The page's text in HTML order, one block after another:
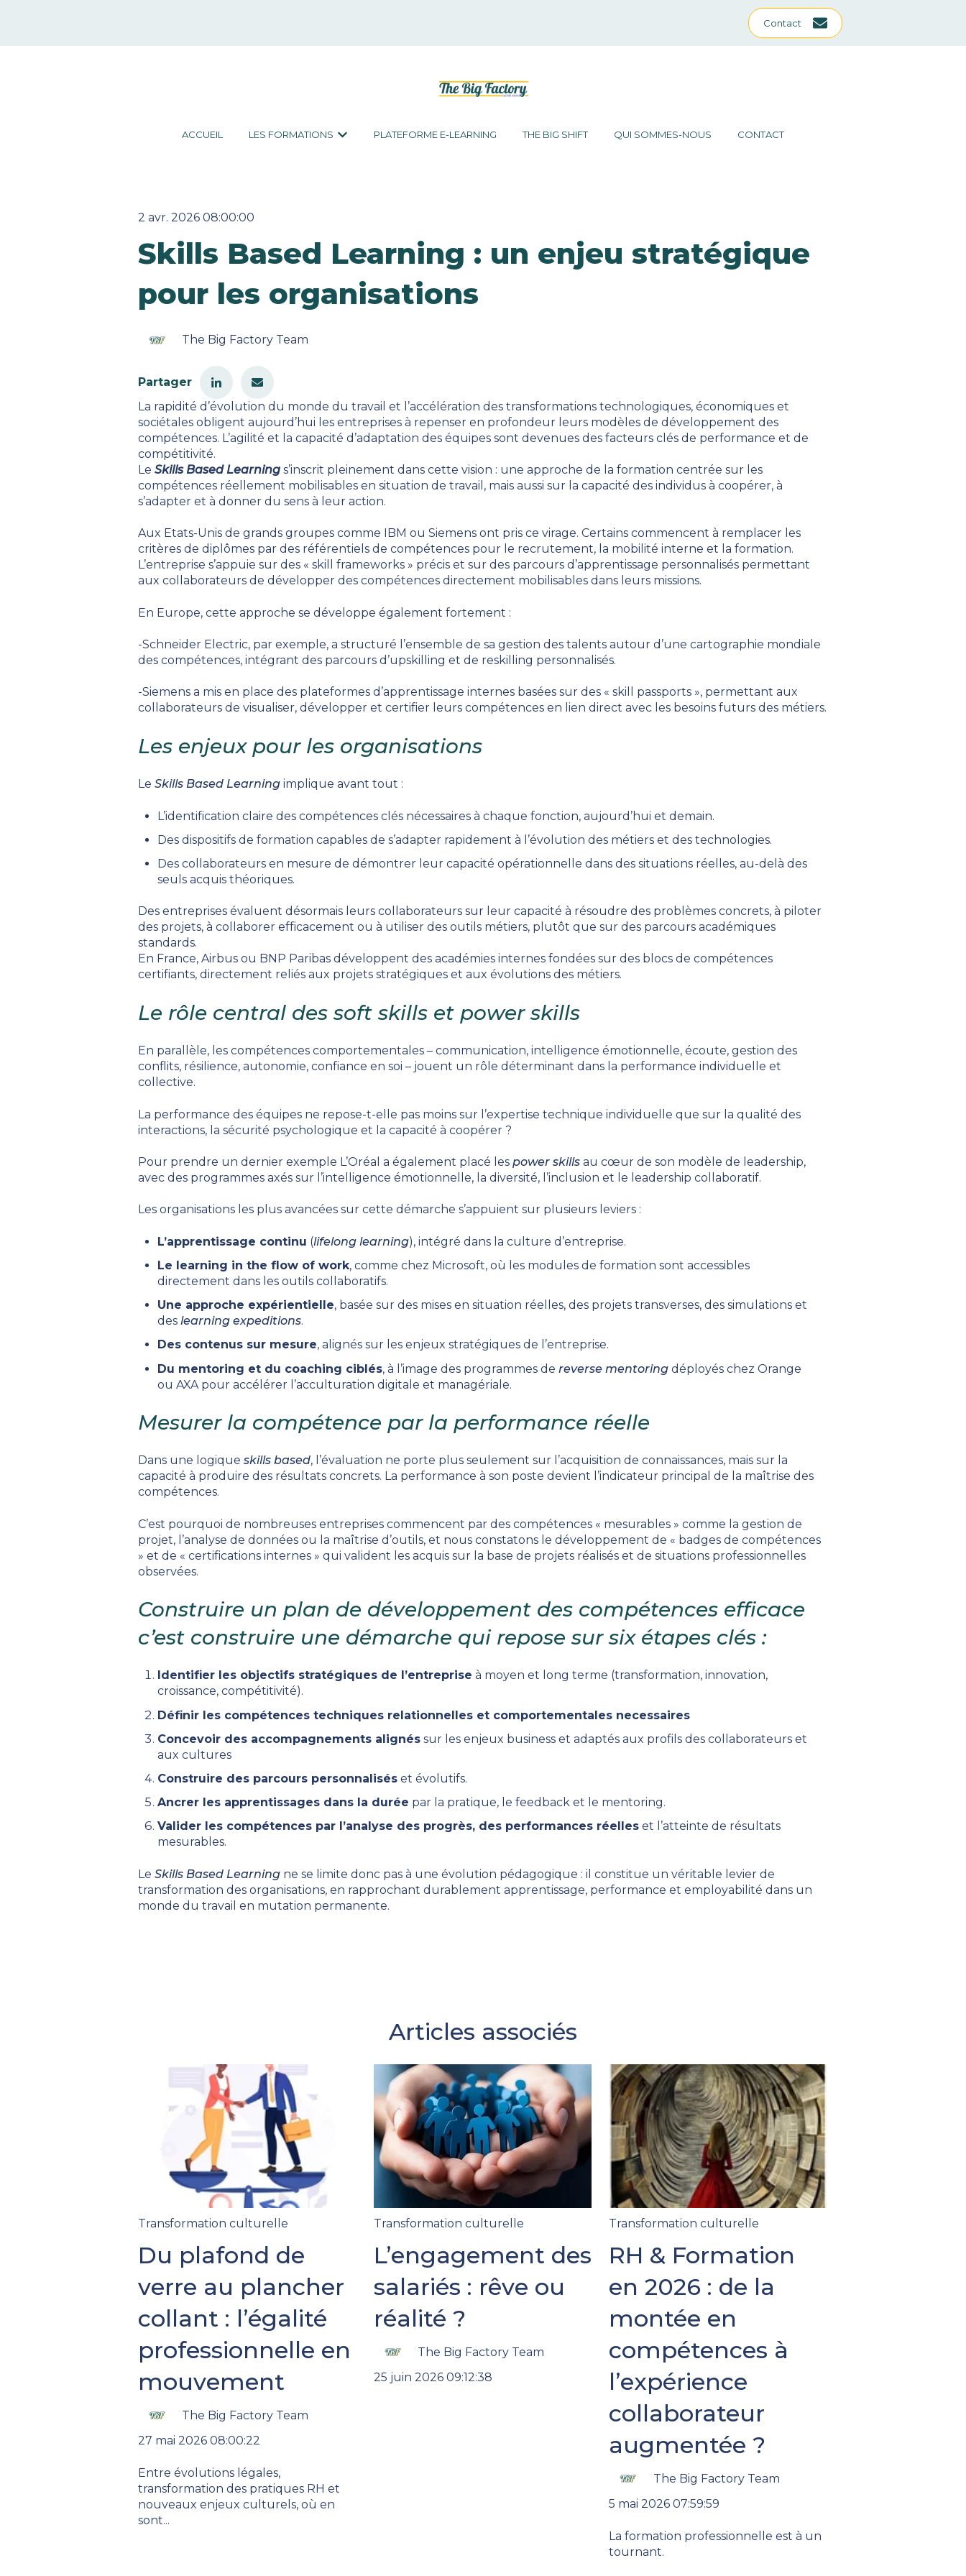
Contact
ACCUEIL LES FORMATIONS
Afficher le sous-menu pour Les formations
PLATEFORME E-LEARNING THE BIG SHIFT QUI SOMMES-NOUS CONTACT
2 avr. 2026 08:00:00
Skills Based Learning : un enjeu stratégique
pour les organisations
The Big Factory Team
Partager
La rapidité d’évolution du monde du travail et l’accélération des transformations technologiques, économiques et
sociétales obligent aujourd’hui les entreprises à repenser en profondeur leurs modèles de développement des
compétences. L’agilité et la capacité d’adaptation des équipes sont devenues des facteurs clés de performance et de
compétitivité.
Le Skills Based Learning s’inscrit pleinement dans cette vision : une approche de la formation centrée sur les
compétences réellement mobilisables en situation de travail, mais aussi sur la capacité des individus à coopérer, à
s’adapter et à donner du sens à leur action.
Aux Etats-Unis de grands groupes comme IBM ou Siemens ont pris ce virage. Certains commencent à remplacer les
critères de diplômes par des référentiels de compétences pour le recrutement, la mobilité interne et la formation.
L’entreprise s’appuie sur des « skill frameworks » précis et sur des parcours d’apprentissage personnalisés permettant
aux collaborateurs de développer des compétences directement mobilisables dans leurs missions.
En Europe, cette approche se développe également fortement :
-Schneider Electric, par exemple, a structuré l’ensemble de sa gestion des talents autour d’une cartographie mondiale
des compétences, intégrant des parcours d’upskilling et de reskilling personnalisés.
-Siemens a mis en place des plateformes d’apprentissage internes basées sur des « skill passports », permettant aux
collaborateurs de visualiser, développer et certifier leurs compétences en lien direct avec les besoins futurs des métiers.
Les enjeux pour les organisations
Le Skills Based Learning implique avant tout :
L’identification claire des compétences clés nécessaires à chaque fonction, aujourd’hui et demain.
Des dispositifs de formation capables de s’adapter rapidement à l’évolution des métiers et des technologies.
Des collaborateurs en mesure de démontrer leur capacité opérationnelle dans des situations réelles, au-delà des
seuls acquis théoriques.
Des entreprises évaluent désormais leurs collaborateurs sur leur capacité à résoudre des problèmes concrets, à piloter
des projets, à collaborer efficacement ou à utiliser des outils métiers, plutôt que sur des parcours académiques
standards.
En France, Airbus ou BNP Paribas développent des académies internes fondées sur des blocs de compétences
certifiants, directement reliés aux projets stratégiques et aux évolutions des métiers.
Le rôle central dessoft skills et power skills
En parallèle, les compétences comportementales – communication, intelligence émotionnelle, écoute, gestion des
conflits, résilience, autonomie, confiance en soi – jouent un rôle déterminant dans la performance individuelle et
collective.
La performance des équipes ne repose-t-elle pas moins sur l’expertise technique individuelle que sur la qualité des
interactions, la sécurité psychologique et la capacité à coopérer ?
Pour prendre un dernier exemple L’Oréal a également placé les power skills au cœur de son modèle de leadership,
avec des programmes axés sur l’intelligence émotionnelle, la diversité, l’inclusion et le leadership collaboratif.
Les organisations les plus avancées sur cette démarche s’appuient sur plusieurs leviers :
L’apprentissage continu (lifelong learning), intégré dans la culture d’entreprise.
Le learning in the flow of work, comme chez Microsoft, où les modules de formation sont accessibles
directement dans les outils collaboratifs.
Une approche expérientielle, basée sur des mises en situation réelles, des projets transverses, des simulations et
deslearning expeditions.
Des contenus sur mesure, alignés sur les enjeux stratégiques de l’entreprise.
Du mentoring et du coaching ciblés, à l’image des programmes de reverse mentoring déployés chez Orange
ou AXA pour accélérer l’acculturation digitale et managériale.
Mesurer la compétence par la performance réelle
Dans une logique skills based, l’évaluation ne porte plus seulement sur l’acquisition de connaissances, mais sur la
capacité à produire des résultats concrets. La performance à son poste devient l’indicateur principal de la maîtrise des
compétences.
C’est pourquoi de nombreuses entreprises commencent par des compétences « mesurables » comme la gestion de
projet, l’analyse de données ou la maîtrise d’outils, et nous constatons le développement de « badges de compétences
» et de « certifications internes » qui valident les acquis sur la base de projets réalisés et de situations professionnelles
observées.
Construire un plan de développement des compétences efficace
c’est construire une démarche qui repose sur six étapes clés :
Identifier les objectifs stratégiques de l’entreprise à moyen et long terme (transformation, innovation,
croissance, compétitivité).
Définir les compétences techniques relationnelles et comportementales necessaires
Concevoir des accompagnements alignés sur les enjeux business et adaptés aux profils des collaborateurs et
aux cultures
Construire des parcours personnalisés et évolutifs.
Ancrer les apprentissages dans la durée par la pratique, le feedback et le mentoring.
Valider les compétences par l’analyse des progrès, des performances réelles et l’atteinte de résultats
mesurables.
Le Skills Based Learning ne se limite donc pas à une évolution pédagogique : il constitue un véritable levier de
transformation des organisations, en rapprochant durablement apprentissage, performance et employabilité dans un
monde du travail en mutation permanente.
Articles associés
Transformation culturelle
Du plafond de
verre au plancher
collant : l’égalité
professionnelle en
mouvement
The Big Factory Team
27 mai 2026 08:00:22
Entre évolutions légales,
transformation des pratiques RH et
nouveaux enjeux culturels, où en
sont...
Transformation culturelle
L’engagement des
salariés : rêve ou
réalité ?
The Big Factory Team
25 juin 2026 09:12:38
Transformation culturelle
RH & Formation
en 2026 : de la
montée en
compétences à
l’expérience
collaborateur
augmentée ?
The Big Factory Team
5 mai 2026 07:59:59
La formation professionnelle est à un
tournant.